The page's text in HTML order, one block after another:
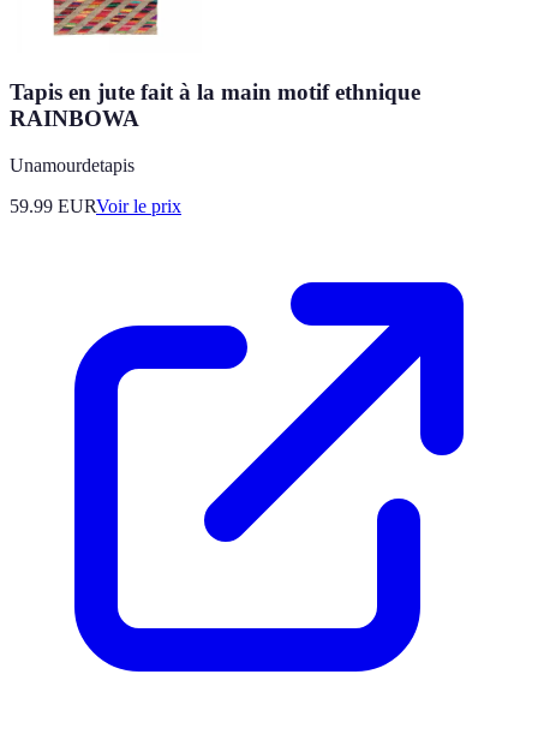
Tapis en jute fait à la main motif ethnique
RAINBOWA
Unamourdetapis
59.99 EURVoir le prix